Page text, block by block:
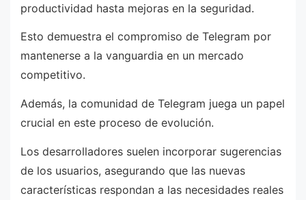
productividad hasta mejoras en la seguridad.
Esto demuestra el compromiso de Telegram por
mantenerse a la vanguardia en un mercado
competitivo.
Además, la comunidad de Telegram juega un papel
crucial en este proceso de evolución.
Los desarrolladores suelen incorporar sugerencias
de los usuarios, asegurando que las nuevas
características respondan a las necesidades reales